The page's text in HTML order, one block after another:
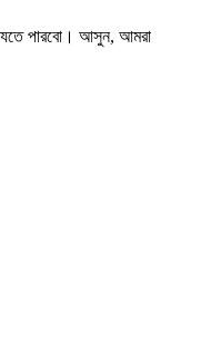
যেতে পারবো। আসুন, আমরা